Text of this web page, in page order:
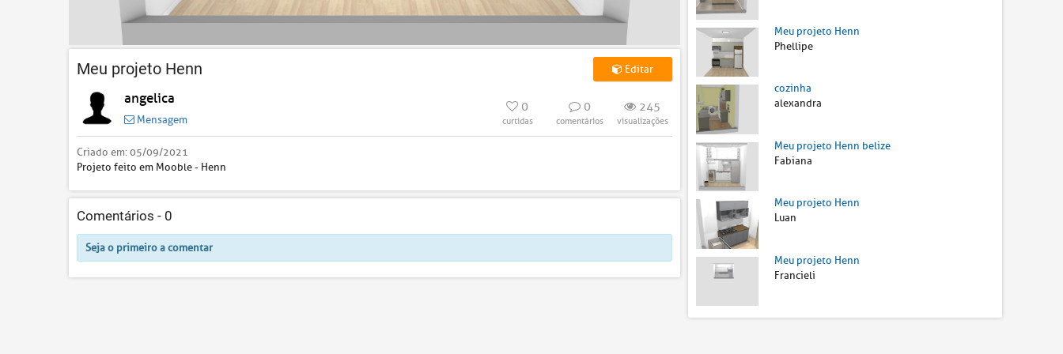
Meu projeto Henn Editar
angelica
Mensagem
0
curtidas
0
comentários
245
visualizações
Criado em:05/09/2021
Projeto feito em Mooble - Henn
Comentários - 0
Seja o primeiro a comentar
Meu projeto Henn
Phellipe
cozinha
alexandra
Meu projeto Henn belize
Fabiana
Meu projeto Henn
Luan
Meu projeto Henn
Francieli